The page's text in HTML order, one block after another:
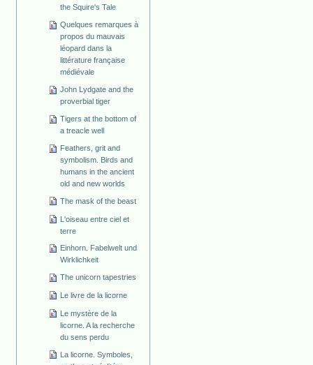
the Squire's Tale
Quelques remarques à
propos du mauvais
léopard dans la
littérature française
médiévale
John Lydgate and the
proverbial tiger
Tigers at the bottom of
a treacle well
Feathers, grit and
symbolism. Birds and
humans in the ancient
old and new worlds
The mask of the beast
L'oiseau entre ciel et
terre
Einhorn. Fabelwelt und
Wirklichkeit
The unicorn tapestries
Le livre de la licorne
Le mystère de la
licorne. A la recherche
du sens perdu
La licorne. Symboles,